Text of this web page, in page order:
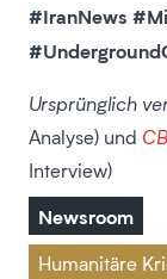
#IranNews
Ursprünglich
Analyse) und
Interview)
Newsroom
Humanitäre